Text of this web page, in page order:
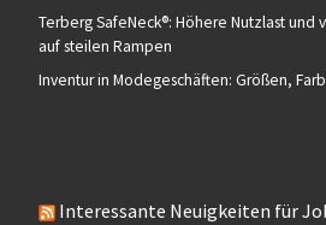
Terberg SafeNeck®: Höhere Nutzlast und
auf steilen Rampen
Inventur in Modegeschäften: Größen,
Interessante Neuigkeiten für